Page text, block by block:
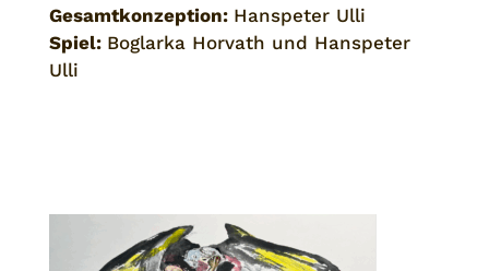
Gesamtkonzeption: Hanspeter Ulli
Spiel: Boglarka Horvath und Hanspeter
Ulli